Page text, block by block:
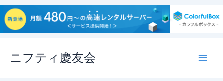
ニフティ慶友会